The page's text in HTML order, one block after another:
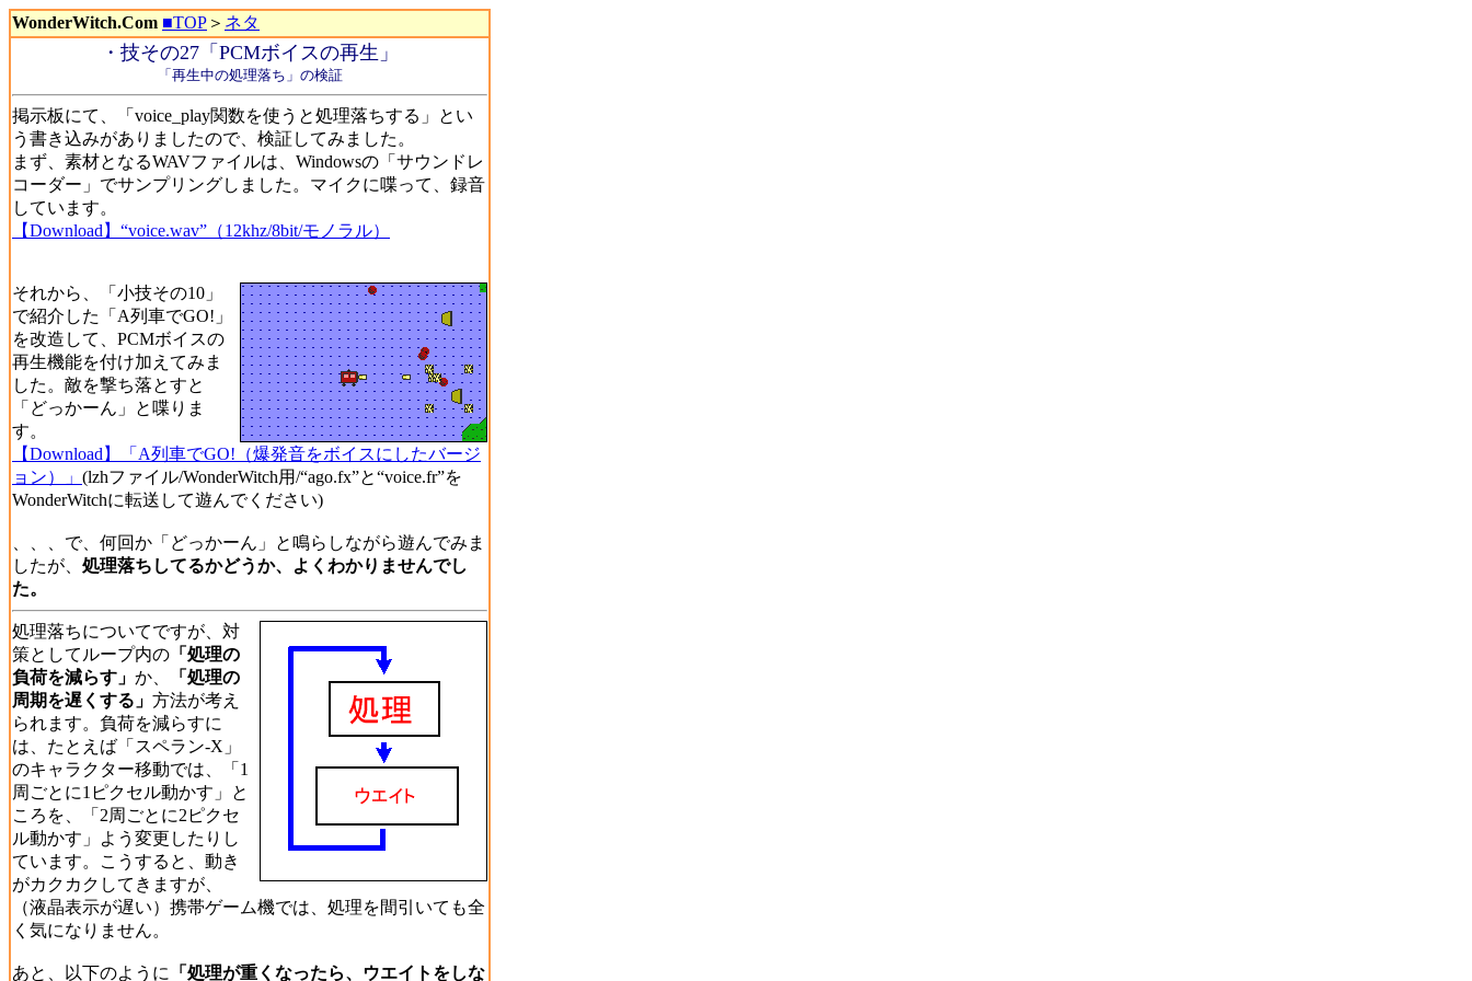
WonderWitch.Com ■TOP ＞ ネタ
・技その27「PCMボイスの再生」
「再生中の処理落ち」の検証
掲示板にて、「voice_play関数を使うと処理落ちする」とい
う書き込みがありましたので、検証してみました。
まず、素材となるWAVファイルは、Windowsの「サウンドレ
コーダー」でサンプリングしました。マイクに喋って、録音
しています。
【Download】“voice.wav”（12khz/8bit/モノラル）
それから、「小技その10」
で紹介した「A列車でGO!」
を改造して、PCMボイスの
再生機能を付け加えてみま
した。敵を撃ち落とすと
「どっかーん」と喋りま
す。
【Download】「A列車でGO!（爆発音をボイスにしたバージ
ョン）」 (lzhファイル/WonderWitch用/“ago.fx”と“voice.fr”を
WonderWitchに転送して遊んでください)
、、、で、何回か「どっかーん」と鳴らしながら遊んでみま
したが、 処理落ちしてるかどうか、よくわかりませんでし
た。
処理落ちについてですが、対
策としてループ内の 「処理の
負荷を減らす」 か、
「処理の
周期を遅くする」 方法が考え
られます。負荷を減らすに
は、たとえば「スペラン-X」
のキャラクター移動では、「1
周ごとに1ピクセル動かす」と
ころを、「2周ごとに2ピクセ
ル動かす」よう変更したりし
ています。こうすると、動き
がカクカクしてきますが、
（液晶表示が遅い）携帯ゲーム機では、処理を間引いても全
く気になりません。
あと、以下のように 「処理が重くなったら、ウエイトをしな